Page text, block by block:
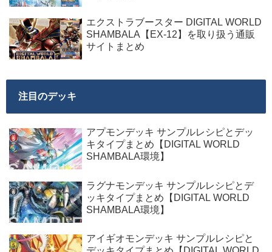
エクストラブースター DIGITAL WORLD
SHAMBALA【EX-12】を取り扱う通販
サイトまとめ
注目のデッキ
アプモンデッキ サンプルレシピとデッ
キタイプまとめ【DIGITAL WORLD
SHAMBALA環境】
ラグナモンデッキ サンプルレシピとデ
ッキタイプまとめ【DIGITAL WORLD
SHAMBALA環境】
アイギオモンデッキ サンプルレシピと